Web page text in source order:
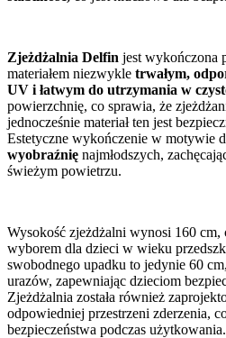
Zjeżdżalnia Delfin jest wykończona
materiałem niezwykle trwałym,
UV i łatwym do utrzymania w
powierzchnię, co sprawia, że
jednocześnie materiał ten jest
Estetyczne wykończenie w motywie
wyobraźnię najmłodszych,
świeżym powietrzu.
Wysokość zjeżdżalni wynosi 160
wyborem dla dzieci w wieku
swobodnego upadku to jedynie 60
urazów, zapewniając dzieciom
Zjeżdżalnia została również
odpowiedniej przestrzeni zderzenia,
bezpieczeństwa podczas użytkowania.